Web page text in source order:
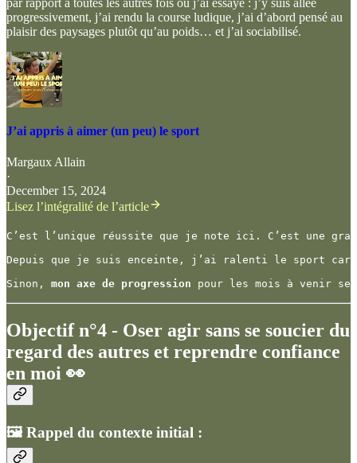
progressivement, j’ai rendu la course ludique, j’ai d’abord pensé au
plaisir des paysages plutôt qu’au poids… et j’ai sociabilisé.
J’ai appris à aimer (un peu) le sport
Margaux Allain
·
December 15, 2024
Lisez l’intégralité de l’article
C’est l’unique réussite que je note ici. C’est une
Depuis que je suis enceinte, j’ai ralenti le sport car
Sinon, mon axe de progression pour les mois à venir
Objectif n°4 - Oser agir sans se soucier du
regard des autres et reprendre confiance
en moi 👀
🖼️ Rappel du contexte initial :